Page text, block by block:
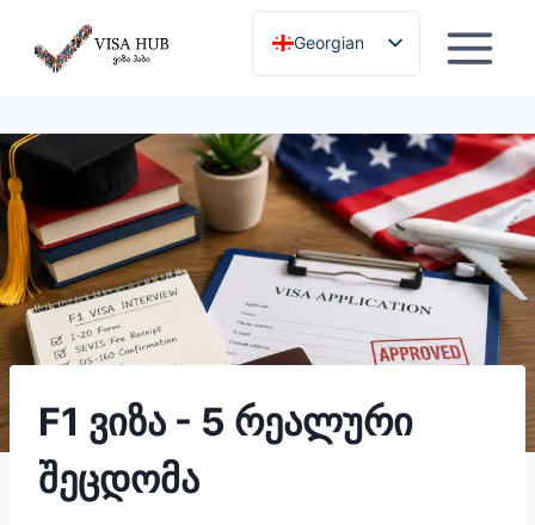
Georgian
English
F1 ვიზა - 5 რეალური
შეცდომა